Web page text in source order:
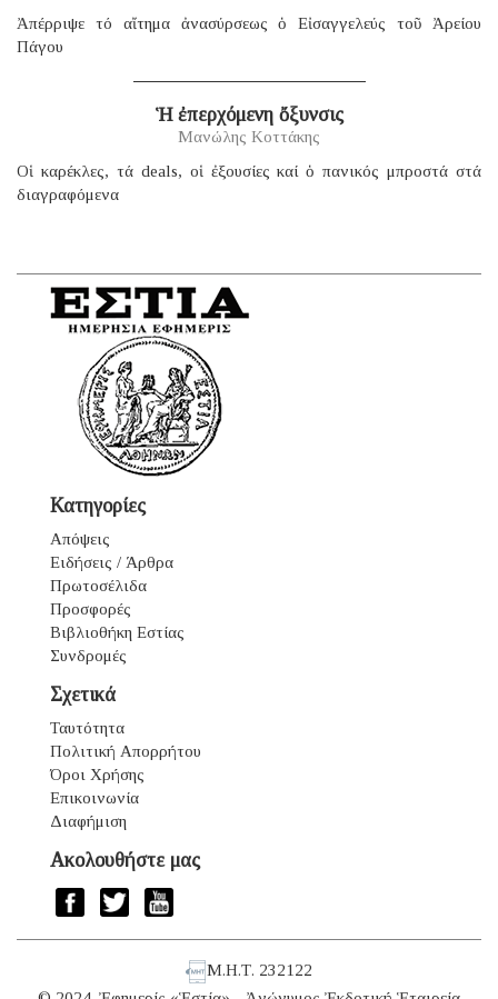
Ἀπέρριψε τό αἴτημα ἀνασύρσεως ὁ Εἰσαγγελεύς τοῦ Ἀρείου
Πάγου
Ἡ ἐπερχόμενη ὄξυνσις
Μανώλης Κοττάκης
Οἱ καρέκλες, τά deals, οἱ ἐξουσίες καί ὁ πανικός μπροστά στά
διαγραφόμενα
Κατηγορίες
Απόψεις
Ειδήσεις / Άρθρα
Πρωτοσέλιδα
Προσφορές
Βιβλιοθήκη Εστίας
Συνδρομές
Σχετικά
Ταυτότητα
Πολιτική Απορρήτου
Όροι Χρήσης
Επικοινωνία
Διαφήμιση
Ακολουθήστε μας
Μ.Η.Τ. 232122